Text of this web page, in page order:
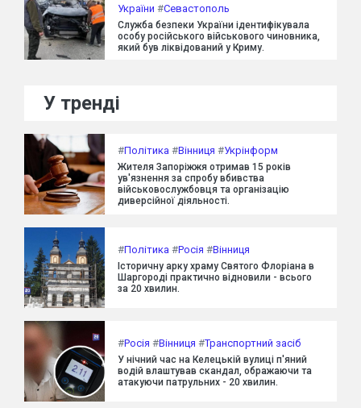
України #Севастополь
Служба безпеки України ідентифікувала
особу російського військового чиновника,
який був ліквідований у Криму.
У тренді
#Політика #Вінниця #Укрінформ
Жителя Запоріжжя отримав 15 років
ув'язнення за спробу вбивства
військовослужбовця та організацію
диверсійної діяльності.
#Політика #Росія #Вінниця
Історичну арку храму Святого Флоріана в
Шаргороді практично відновили - всього
за 20 хвилин.
#Росія #Вінниця #Транспортний засіб
У нічний час на Келецькій вулиці п'яний
водій влаштував скандал, ображаючи та
атакуючи патрульних - 20 хвилин.